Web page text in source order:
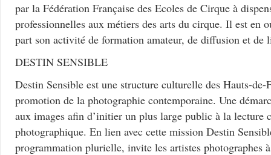
par la Fédération Française des Ecoles de Cirque à
professionnelles aux métiers des arts du cirque. Il est en
part son activité de formation amateur, de diffusion et de
DESTIN SENSIBLE
Destin Sensible est une structure culturelle des Hauts-de-
promotion de la photographie contemporaine. Une
aux images afin d’initier un plus large public à la lecture
photographique. En lien avec cette mission Destin
programmation plurielle, invite les artistes photographes